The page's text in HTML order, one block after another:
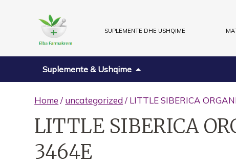
SUPLEMENTE DHE USHQIME
Suplemente & Ushqime
Home / uncategorized / LITTLE SIBERICA
LITTLE SIBERICA
3464E